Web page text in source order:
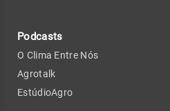
Podcasts
O Clima Entre Nós
Agrotalk
EstúdioAgro